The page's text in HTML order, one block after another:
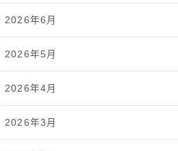
2026年6月
2026年5月
2026年4月
2026年3月